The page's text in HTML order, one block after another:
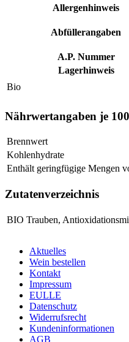
Allergenhinweis
Abfüllerangaben
A.P. Nummer
Lagerhinweis
Bio
Nährwertangaben je
Brennwert
Kohlenhydrate
Enthält geringfügige Mengen
Zutatenverzeichnis
BIO Trauben,
Aktuelles
Wein bestellen
Kontakt
Impressum
EULLE
Datenschutz
Widerrufsrecht
Kundeninformationen
AGB